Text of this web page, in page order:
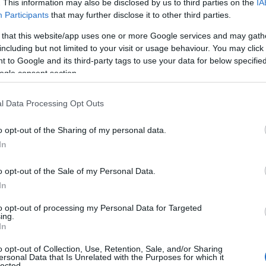
This information may also be disclosed by us to third parties on the
Participants that may further disclose it to other third parties.
that this website/app uses one or more Google services and may
but not limited to your visit or usage behaviour. You may
to Google and its third-party tags to use your data for below
consent section.
Data Processing Opt Outs
opt-out of the Sharing of my personal data.
opt-out of the Sale of my Personal Data.
opt-out of processing my Personal Data for Targeted
opt-out of Collection, Use, Retention, Sale, and/or Sharing
Data that Is Unrelated with the Purposes for which it
-